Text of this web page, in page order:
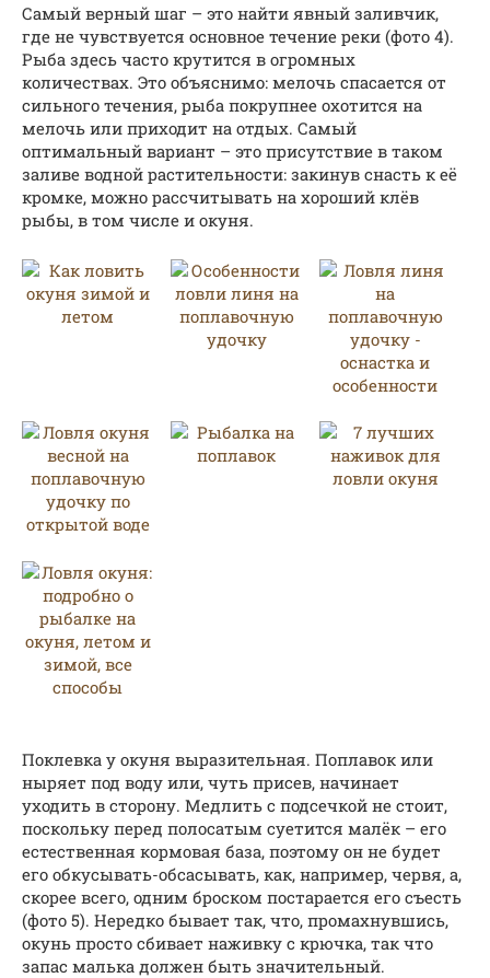
Самый верный шаг – это найти явный заливчик,
где не чувствуется основное течение реки (фото 4).
Рыба здесь часто крутится в огромных
количествах. Это объяснимо: мелочь спасается от
сильного течения, рыба покрупнее охотится на
мелочь или приходит на отдых. Самый
оптимальный вариант – это присутствие в таком
заливе водной растительности: закинув снасть к её
кромке, можно рассчитывать на хороший клёв
рыбы, в том числе и окуня.
Поклевка у окуня выразительная. Поплавок или
ныряет под воду или, чуть присев, начинает
уходить в сторону. Медлить с подсечкой не стоит,
поскольку перед полосатым суетится малёк – его
естественная кормовая база, поэтому он не будет
его обкусывать-обсасывать, как, например, червя, а,
скорее всего, одним броском постарается его съесть
(фото 5). Нередко бывает так, что, промахнувшись,
окунь просто сбивает наживку с крючка, так что
запас малька должен быть значительный.